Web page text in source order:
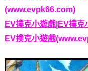
(www.evpk66.com)
EV撲克小遊戲|EV撲
EV撲克小遊戲